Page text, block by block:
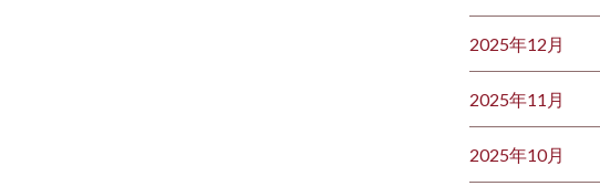
2025年12月
2025年11月
2025年10月